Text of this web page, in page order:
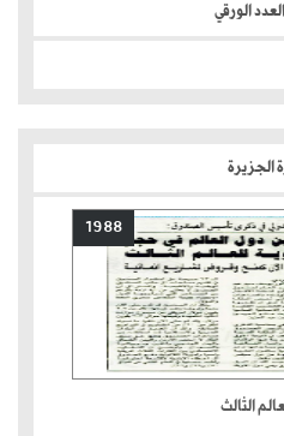
الورقي
الجزيرة
1988
الثالث